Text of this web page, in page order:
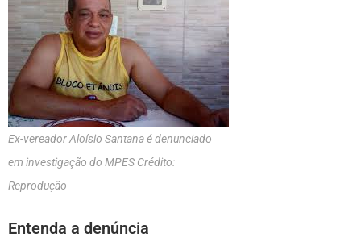
Ex-vereador Aloísio Santana é denunciado
em investigação do MPES Crédito:
Reprodução
Entenda a denúncia